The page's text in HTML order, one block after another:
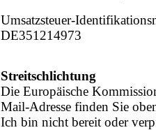
Umsatzsteuer-
DE351214973
Streitschlichtung
Die Europäische
Mail-Adresse finden Sie
Ich bin nicht bereit oder